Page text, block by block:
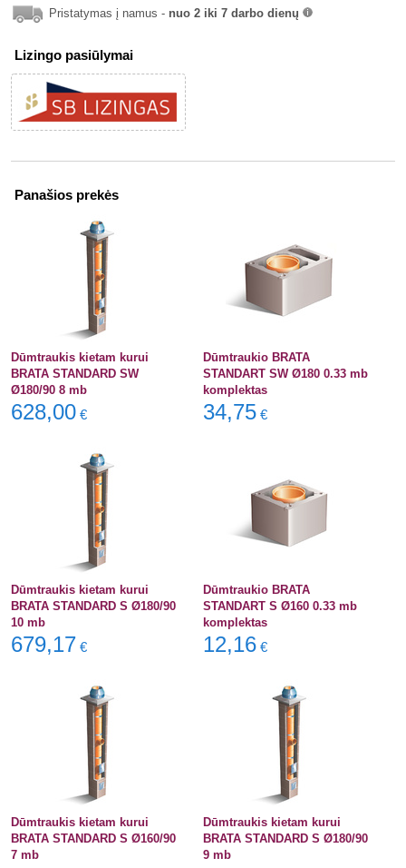
Pristatymas į namus - nuo 2 iki 7 darbo dienų
Lizingo pasiūlymai
Panašios prekės
Dūmtraukis kietam kurui
BRATA STANDARD SW
Ø180/90 8 mb
628,00 €
Dūmtraukio BRATA
STANDART SW Ø180 0.33 mb
komplektas
34,75 €
Dūmtraukis kietam kurui
BRATA STANDARD S Ø180/90
10 mb
679,17 €
Dūmtraukio BRATA
STANDART S Ø160 0.33 mb
komplektas
12,16 €
Dūmtraukis kietam kurui
BRATA STANDARD S Ø160/90
7 mb
Dūmtraukis kietam kurui
BRATA STANDARD S Ø180/90
9 mb